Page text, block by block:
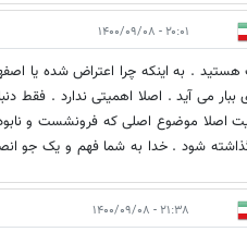
۲۰:۰۱ - ۱۴۰۰/۰۹/۰۸
هستید . به اینکه چرا اعتراض شده یا
ببار می آید . اصلا اهمیتی ندارد .
اصلا موضوع اصلی که فرونشست و
گذاشته شود . خدا به شما فهم و یک جو
۲۱:۳۸ - ۱۴۰۰/۰۹/۰۸